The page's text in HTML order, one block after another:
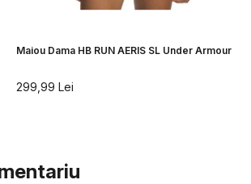
Maiou Dama HB RUN AERIS SL Under Armour
299,99 Lei